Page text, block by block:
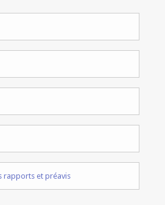
rapports et préavis